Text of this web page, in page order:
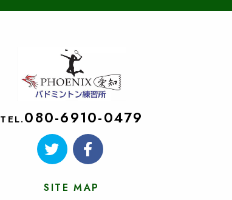
TEL.080-6910-0479
SITE MAP